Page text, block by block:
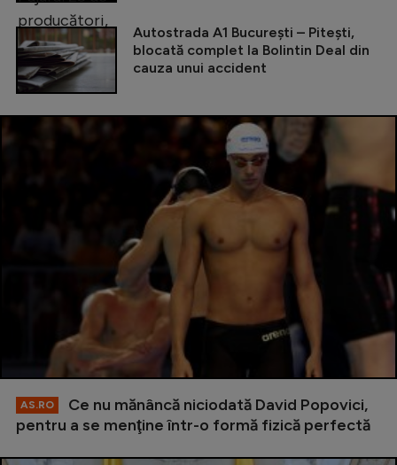
Autostrada A1 București – Pitești,
blocată complet la Bolintin Deal din
cauza unui accident
AS.RO
Ce nu mănâncă niciodată David Popovici,
pentru a se menţine într-o formă fizică perfectă